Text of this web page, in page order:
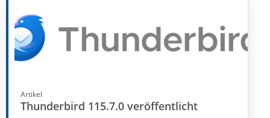
Artikel
Thunderbird 115.7.0 veröffentlicht